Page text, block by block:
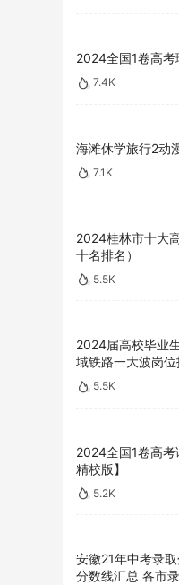
2024全国1卷高
7.4K
海滩休学旅行2动
7.1K
2024桂林市十大
十名排名）
5.5K
2024届高校毕业
域铁路一大波岗位
5.5K
2024全国1卷高
精校版】
5.2K
安徽21年中考录
分数线汇总 各市